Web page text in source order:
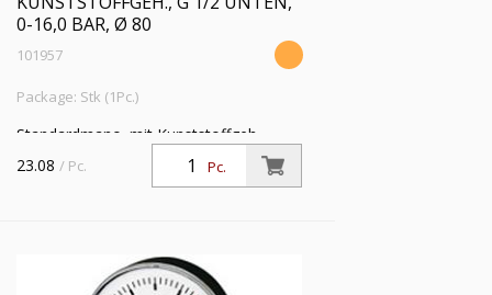
0-16,0 BAR, Ø 80
101957
Package: Stk (1Pc.)
Standardmano. mit Kunststoffgeh.,
Einfachskala in bar, Anschluss radial
unten, G 1/2, Güteklasse 1,6, Messber.
Pc.
23.08 / Pc.